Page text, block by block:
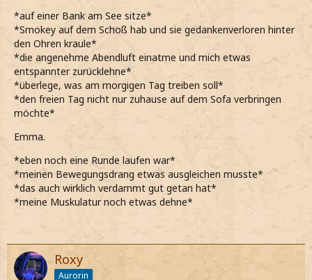
*auf einer Bank am See sitze*
*Smokey auf dem Schoß hab und sie gedankenverloren hinter
den Ohren kraule*
*die angenehme Abendluft einatme und mich etwas
entspannter zurücklehne*
*überlege, was am morgigen Tag treiben soll*
*den freien Tag nicht nur zuhause auf dem Sofa verbringen
möchte*
Emma.
*eben noch eine Runde laufen war*
*meinen Bewegungsdrang etwas ausgleichen musste*
*das auch wirklich verdammt gut getan hat*
*meine Muskulatur noch etwas dehne*
Roxy
Aurorin